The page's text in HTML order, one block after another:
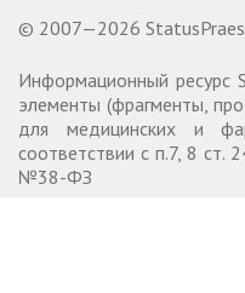
© 2007—2026
Информационный ресурс
элементы (фрагменты,
для медицинских и
соответствии с п.7, 8
№38-ФЗ